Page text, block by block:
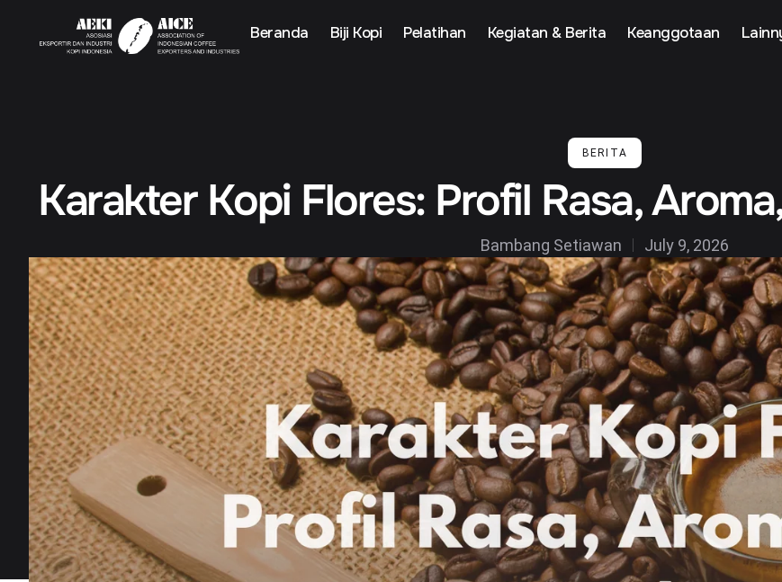
Beranda Biji Kopi Pelatihan Kegiatan & Berita Keanggotaan
BERITA
Karakter Kopi Flores: Profil Rasa,
Bambang Setiawan July 9, 2026